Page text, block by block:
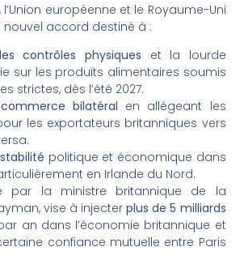
l’Union européenne et le Royaume-Uni
accord destiné à :
contrôles physiques et la lourde
sur les produits alimentaires soumis
strictes, dès l’été 2027.
bilatéral en allégeant les
les exportateurs britanniques vers
politique et économique dans
en Irlande du Nord.
par la ministre britannique de la
vise à injecterplus de 5 milliards
an dans l’économie britannique et
confiance mutuelle entre Paris